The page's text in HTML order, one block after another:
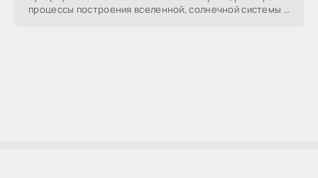
процессы построения вселенной, солнечной системы в